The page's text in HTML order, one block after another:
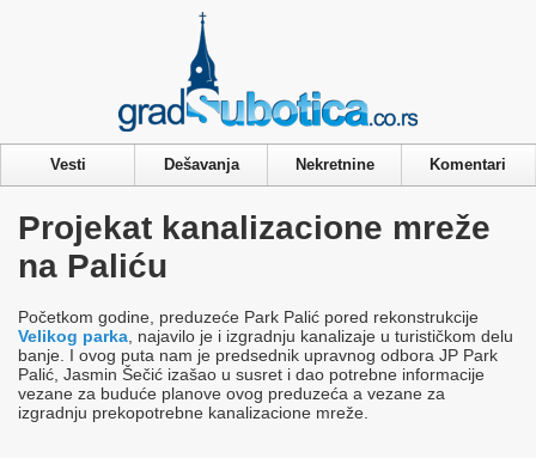
Vesti Dešavanja Nekretnine Komentari
Projekat kanalizacione mreže
na Paliću
Početkom godine, preduzeće Park Palić pored rekonstrukcije
Velikog parka, najavilo je i izgradnju kanalizaje u turističkom delu
banje. I ovog puta nam je predsednik upravnog odbora JP Park
Palić, Jasmin Šečić izašao u susret i dao potrebne informacije
vezane za buduće planove ovog preduzeća a vezane za
izgradnju prekopotrebne kanalizacione mreže.
Privacy & Cookies Policy